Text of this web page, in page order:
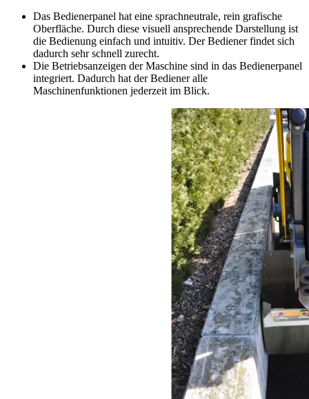
Das Bedienerpanel hat eine sprachneutrale, rein grafische
Oberfläche. Durch diese visuell ansprechende Darstellung ist
die Bedienung einfach und intuitiv. Der Bediener findet sich
dadurch sehr schnell zurecht.
Die Betriebsanzeigen der Maschine sind in das Bedienerpanel
integriert. Dadurch hat der Bediener alle
Maschinenfunktionen jederzeit im Blick.